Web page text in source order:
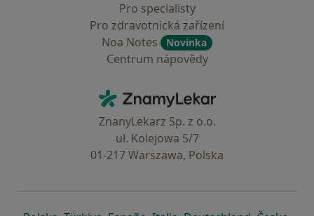
Pro specialisty
Pro zdravotnická zařízení
Noa Notes
Novinka
Centrum nápovědy
ZnamyLekar - Hlavní stránka
ZnanyLekarz Sp. z o.o.
ul. Kolejowa 5/7
01-217 Warszawa, Polska